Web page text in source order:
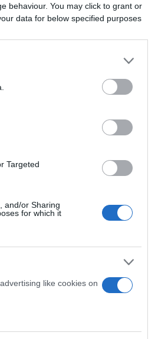
behaviour. You may click to grant or
data for below specified purposes
Targeted
and/or Sharing
for which it
like cookies on